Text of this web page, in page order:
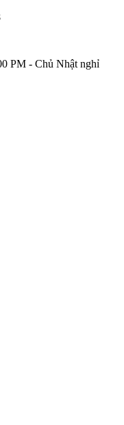
PM - Chủ Nhật nghỉ